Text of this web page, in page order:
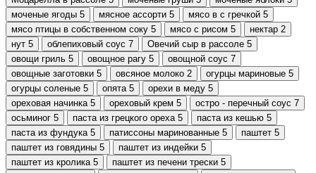
моченые ягоды 5 мясное ассорти 5 мясо в с гречкой 5
мясо птицы в собственном соку 5 мясо с рисом 5 нектар 2
нут 5 облепиховый соус 7 Овечий сыр в рассоле 5
овощи гриль 5 овощное рагу 5 овощной соус 7
овощные заготовки 5 овсяное молоко 2 огурцы мариновые 5
огурцы соленые 5 опята 5 орехи в меду 5
ореховая начинка 5 ореховый крем 5 остро - перечный соус 7
осьминог 5 паста из грецкого ореха 5 паста из кешью 5
паста из фундука 5 патиссоны маринованные 5 паштет 5
паштет из говядины 5 паштет из индейки 5
паштет из кролика 5 паштет из печени трески 5